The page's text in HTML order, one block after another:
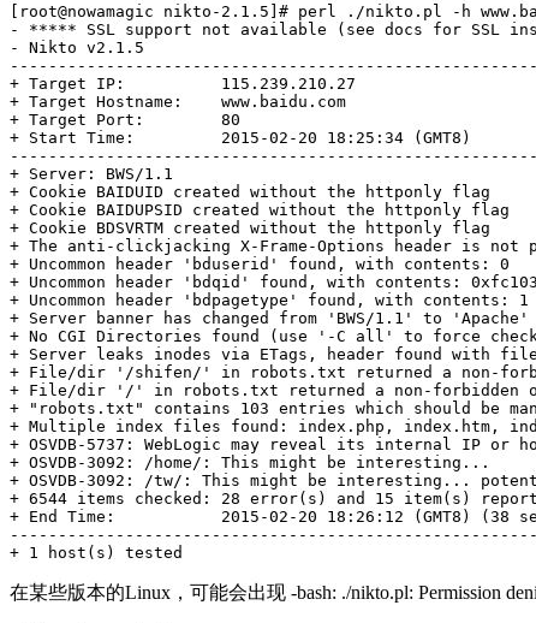
[root@nowamagic nikto-2.1.5]# perl ./nikto.pl -h
- ***** SSL support not available (see docs for
- Nikto v2.1.5
+ Target IP:          115.239.210.27
+ Target Hostname:    www.baidu.com
+ Target Port:        80
+ Start Time:         2015-02-20 18:25:34 (GMT8)
+ Server: BWS/1.1
+ Cookie BAIDUID created without the httponly flag
+ Cookie BAIDUPSID created without the httponly
+ Cookie BDSVRTM created without the httponly flag
+ The anti-clickjacking X-Frame-Options header is
+ Uncommon header 'bduserid' found, with contents:
+ Uncommon header 'bdqid' found, with contents:
+ Uncommon header 'bdpagetype' found, with
+ Server banner has changed from 'BWS/1.1' to
+ No CGI Directories found (use '-C all' to force
+ Server leaks inodes via ETags, header found with
+ File/dir '/shifen/' in robots.txt returned a non-
+ File/dir '/' in robots.txt returned a non-forbidden
+ "robots.txt" contains 103 entries which should be
+ Multiple index files found: index.php, index.htm,
+ OSVDB-5737: WebLogic may reveal its internal IP
+ OSVDB-3092: /home/: This might be interesting...
+ OSVDB-3092: /tw/: This might be interesting...
+ 6544 items checked: 28 error(s) and 15 item(s)
+ End Time:           2015-02-20 18:26:12 (GMT8) (38
+ 1 host(s) tested
在某些版本的Linux，可能会出现 -bash: ./nikto.pl: Permission